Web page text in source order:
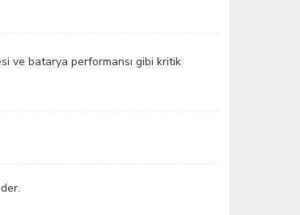
ve batarya performansı gibi kritik